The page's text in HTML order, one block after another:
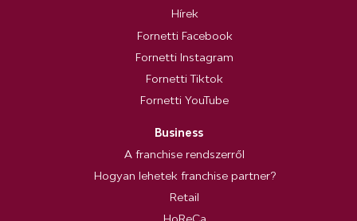
Hírek
Fornetti Facebook
Fornetti Instagram
Fornetti Tiktok
Fornetti YouTube
Business
A franchise rendszerről
Hogyan lehetek franchise partner?
Retail